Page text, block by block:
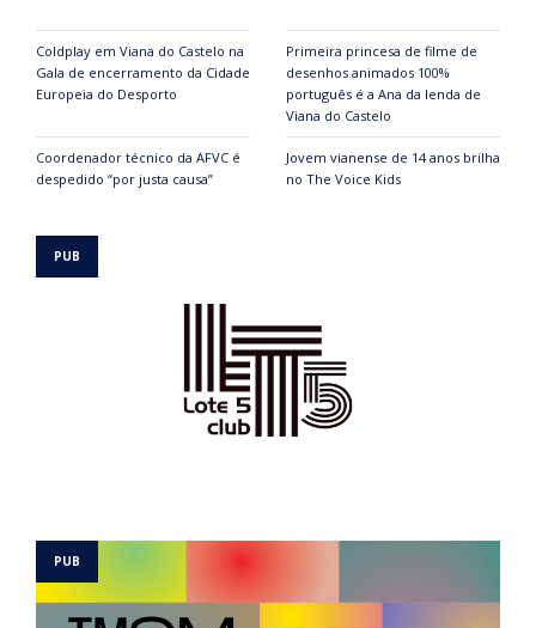
Coldplay em Viana do Castelo na
Gala de encerramento da Cidade
Europeia do Desporto
Primeira princesa de filme de
desenhos animados 100%
português é a Ana da lenda de
Viana do Castelo
Coordenador técnico da AFVC é
despedido “por justa causa”
Jovem vianense de 14 anos brilha
no The Voice Kids